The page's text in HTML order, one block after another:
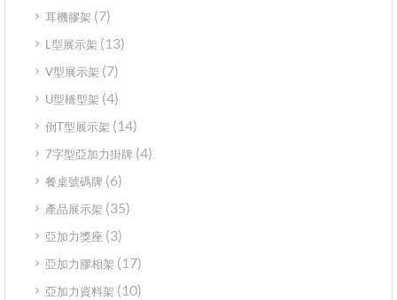
耳機膠架 (7)
L型展示架 (13)
V型展示架 (7)
U型橋型架 (4)
倒T型展示架 (14)
7字型亞加力掛牌 (4)
餐桌號碼牌 (6)
產品展示架 (35)
亞加力獎座 (3)
亞加力膠相架 (17)
亞加力資料架 (10)